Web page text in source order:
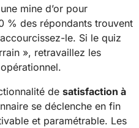
mine d’or pour
% des répondants trouvent
le. Si le quiz
», retravaillez les
de satisfaction à
se déclenche en fin
et paramétrable. Les